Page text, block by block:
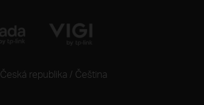
Česká republika / Čeština